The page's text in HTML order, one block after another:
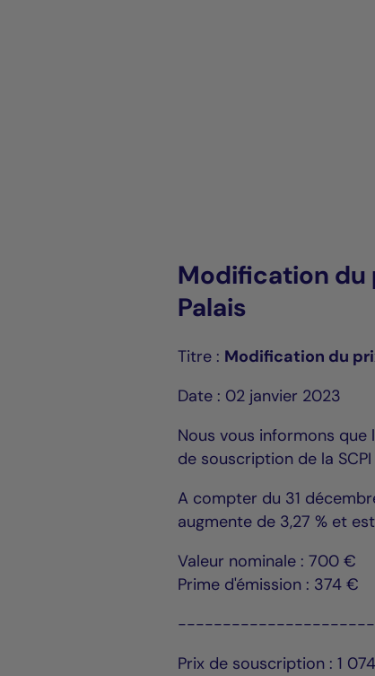
Modification du
Palais
Titre : Modification du
Date : 02 janvier 2023
Nous vous informons
de souscription de la
A compter du 31
augmente de 3,27 % et
Valeur nominale : 700 €
Prime d'émission : 374 €
Prix de souscription : 1